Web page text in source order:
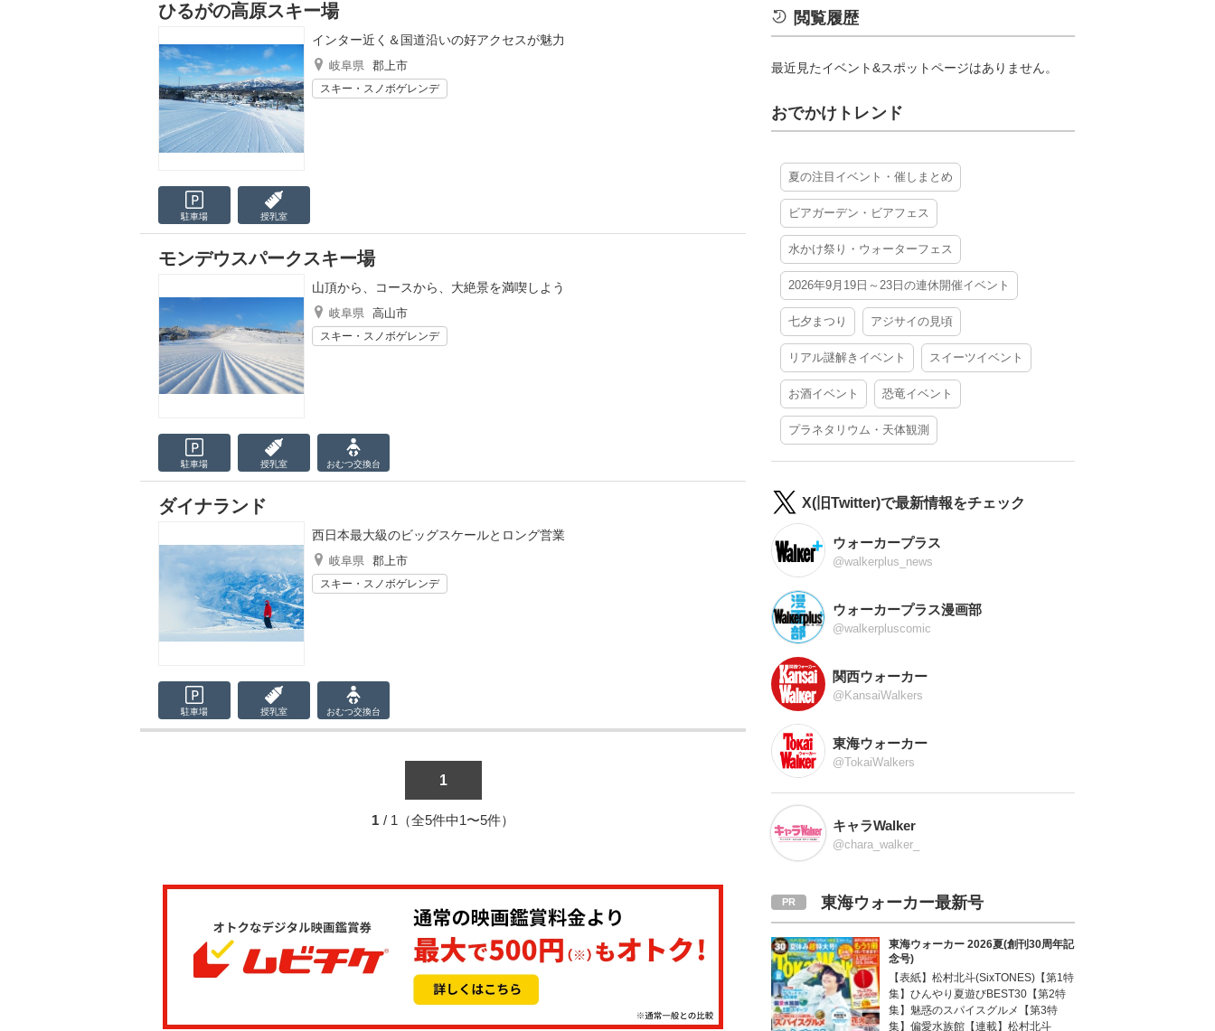
ひるがの高原スキー場
インター近く＆国道沿いの好アクセスが魅力
岐阜県 郡上市
スキー・スノボゲレンデ
駐車場 授乳室
モンデウスパークスキー場
山頂から、コースから、大絶景を満喫しよう
岐阜県 高山市
スキー・スノボゲレンデ
駐車場 授乳室 おむつ交換台
ダイナランド
西日本最大級のビッグスケールとロング営業
岐阜県 郡上市
スキー・スノボゲレンデ
駐車場 授乳室 おむつ交換台
1
1 / 1（全5件中1〜5件）
閲覧履歴
最近見たイベント&スポットページはありません。
おでかけトレンド
夏の注目イベント・催しまとめ
ビアガーデン・ビアフェス
水かけ祭り・ウォーターフェス
2026年9月19日～23日の連休開催イベント
七夕まつり アジサイの見頃
リアル謎解きイベント スイーツイベント
お酒イベント 恐竜イベント
プラネタリウム・天体観測
X(旧Twitter)で最新情報をチェック
ウォーカープラス
@walkerplus_news
ウォーカープラス漫画部
@walkerpluscomic
関西ウォーカー
@KansaiWalkers
東海ウォーカー
@TokaiWalkers
キャラWalker
@chara_walker_
東海ウォーカー最新号
東海ウォーカー 2026夏(創刊30周年記
念号)
【表紙】松村北斗(SixTONES)【第1特
集】ひんやり夏遊びBEST30【第2特
集】魅惑のスパイスグルメ【第3特
集】偏愛水族館【連載】松村北斗